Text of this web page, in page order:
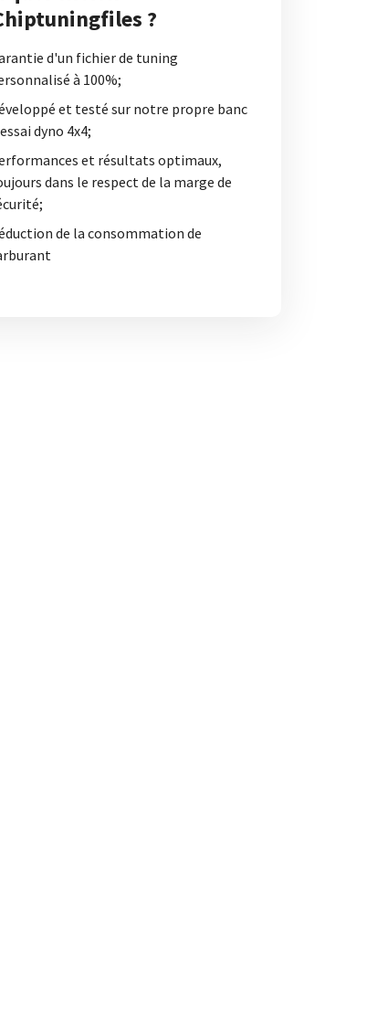
?
d'un fichier de tuning
à 100%;
et testé sur notre propre banc
dyno 4x4;
et résultats optimaux,
dans le respect de la marge de
de la consommation de